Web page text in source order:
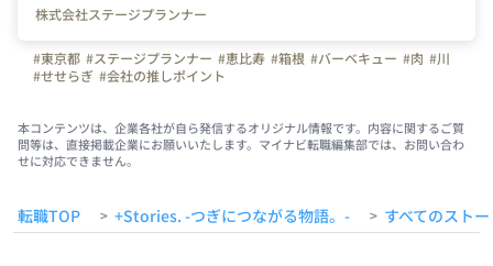
株式会社ステージプランナー
#東京都 #ステージプランナー #恵比寿 #箱根 #バーベキュー #肉 #川
#せせらぎ #会社の推しポイント
本コンテンツは、企業各社が自ら発信するオリジナル情報です。内容に関するご質
問等は、直接掲載企業にお願いいたします。マイナビ転職編集部では、お問い合わ
せに対応できません。
転職TOP > +Stories. -つぎにつながる物語。- > すべてのスト